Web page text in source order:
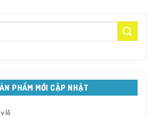
PHẨM MỚI CẬP NHẬT
lỗ